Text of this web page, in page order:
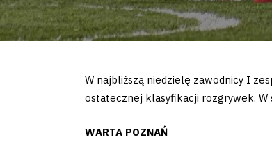
W najbliższą niedzielę zawodnicy I
ostatecznej klasyfikacji rozgrywek. W
WARTA POZNAŃ